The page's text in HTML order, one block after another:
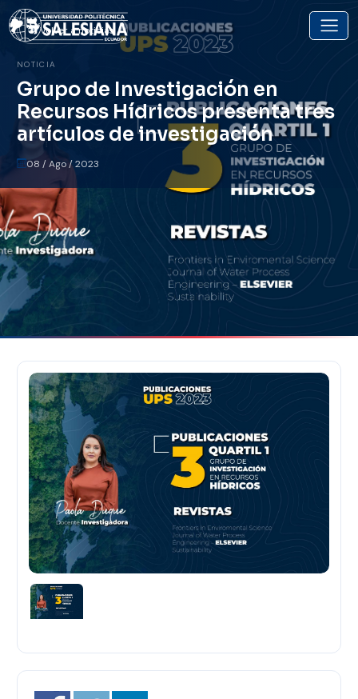
Volver a noticias
NOTICIA
Grupo de Investigación en
Recursos Hídricos presenta tres
artículos de investigación
08 / Ago / 2023